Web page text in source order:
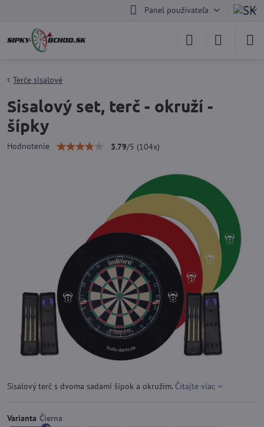
Panel používateľa
Terče sisalové
Sisalový set, terč - okruží -
šípky
Hodnotenie 3.79/5 (104x)
Sisalový terč s dvoma sadami šípok a okružím. Čítajte viac
Varianta